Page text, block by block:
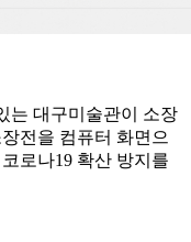
는 대구미술관이 소장
전을 컴퓨터 화면으
로나19 확산 방지를